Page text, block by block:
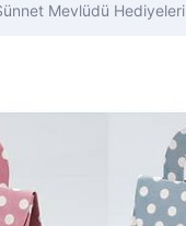
Mevlüdü Hediyeleri